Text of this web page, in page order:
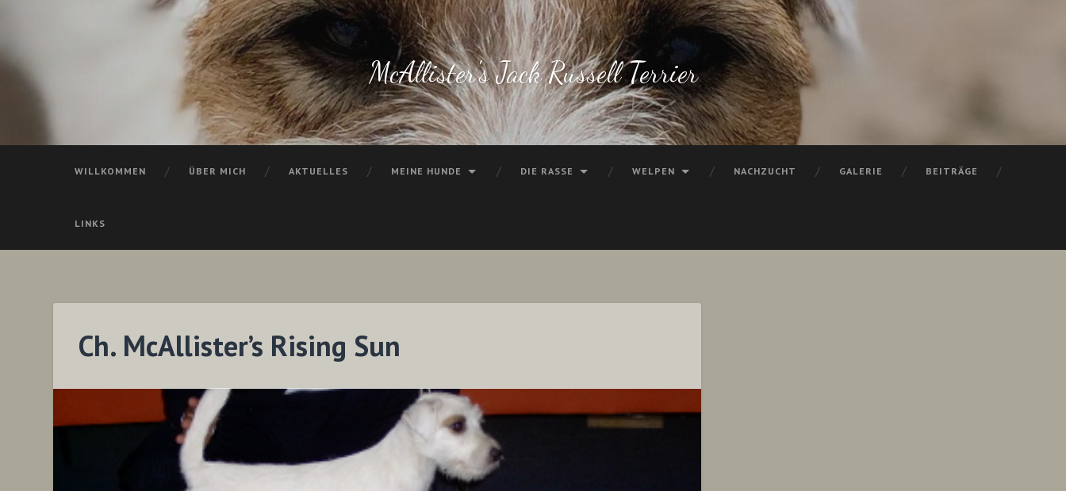
McAllister's Jack Russell Terrier
WILLKOMMEN ÜBER MICH AKTUELLES MEINE HUNDE DIE RASSE WELPEN NACHZUCHT GALERIE BEITRÄGE
LINKS
Ch. McAllister’s Rising Sun